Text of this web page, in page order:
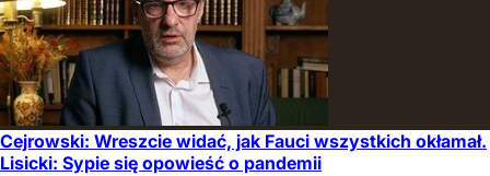
Cejrowski: Wreszcie widać, jak Fauci wszystkich okłamał.
Lisicki: Sypie się opowieść o pandemii